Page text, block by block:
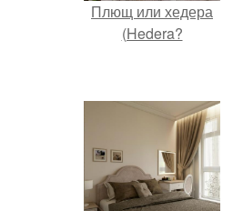
Плющ или хедера
(Hedera?